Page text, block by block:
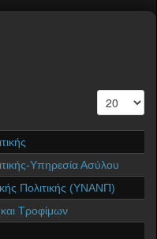
Υπηρεσία Ασύλου
Πολιτικής (ΥΝΑΝΠ)
Τροφίμων